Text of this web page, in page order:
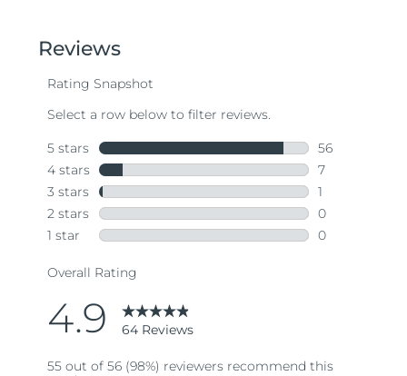
stars,
average
value.
Same
page
link.